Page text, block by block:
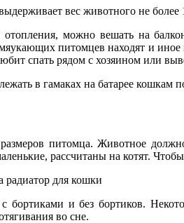
вес животного не
можно вешать на
питомцев находят и иное
спать рядом с хозяином или
в гамаках на батарее кошкам
питомца. Животное
рассчитаны на котят.
бортиками и без бортиков.
во сне.